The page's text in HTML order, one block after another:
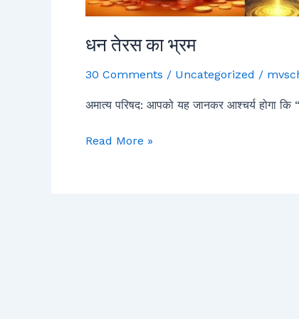
धन तेरस का भ्रम
30 Comments / Uncategorized /
अमात्य परिषद: आपको यह जानकर आश्चर्य होगा
Read More »